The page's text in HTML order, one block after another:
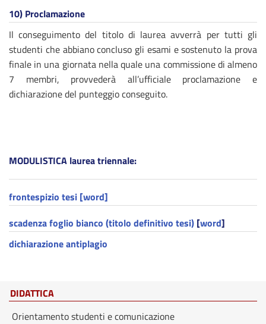
10) Proclamazione
Il conseguimento del titolo di laurea avverrà per tutti gli
studenti che abbiano concluso gli esami e sostenuto la prova
finale in una giornata nella quale una commissione di almeno
7 membri, provvederà all’ufficiale proclamazione e
dichiarazione del punteggio conseguito.
MODULISTICA laurea triennale:
frontespizio tesi [word]
scadenza foglio bianco (titolo definitivo tesi) [word]
dichiarazione antiplagio
DIDATTICA
Orientamento studenti e comunicazione